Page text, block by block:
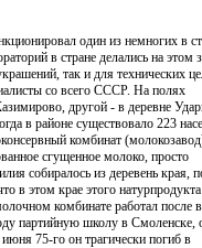
один из немногих в
в стране делались на этом
так и для технических
со всего СССР. На полях
другой - в деревне
в районе существовало 223
комбинат
сгущенное молоко, просто
собиралось из деревень края,
в этом крае этого
комбинате работал после
партийную школу в Смоленске,
75-го он трагически погиб в